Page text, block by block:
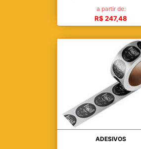
a partir de:
R$ 247,48
ADESIVOS